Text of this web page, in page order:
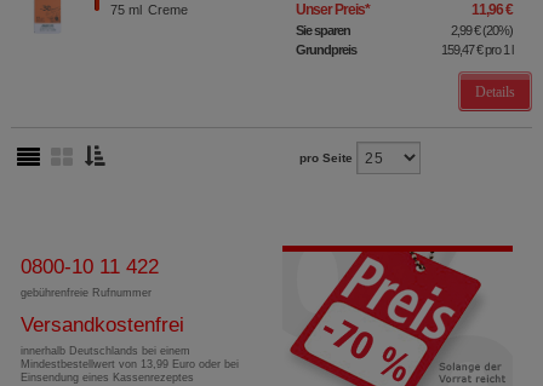
75 ml Creme Unser Preis* 11,96 €
Sie sparen 2,99 €(20%)
Grundpreis
159,47 €pro 1 l
Details
pro Seite
0800-10 11 422
gebührenfreie Rufnummer
Versandkostenfrei
innerhalb Deutschlands bei einem
Mindestbestellwert von 13,99 Euro oder bei
Einsendung eines Kassenrezeptes